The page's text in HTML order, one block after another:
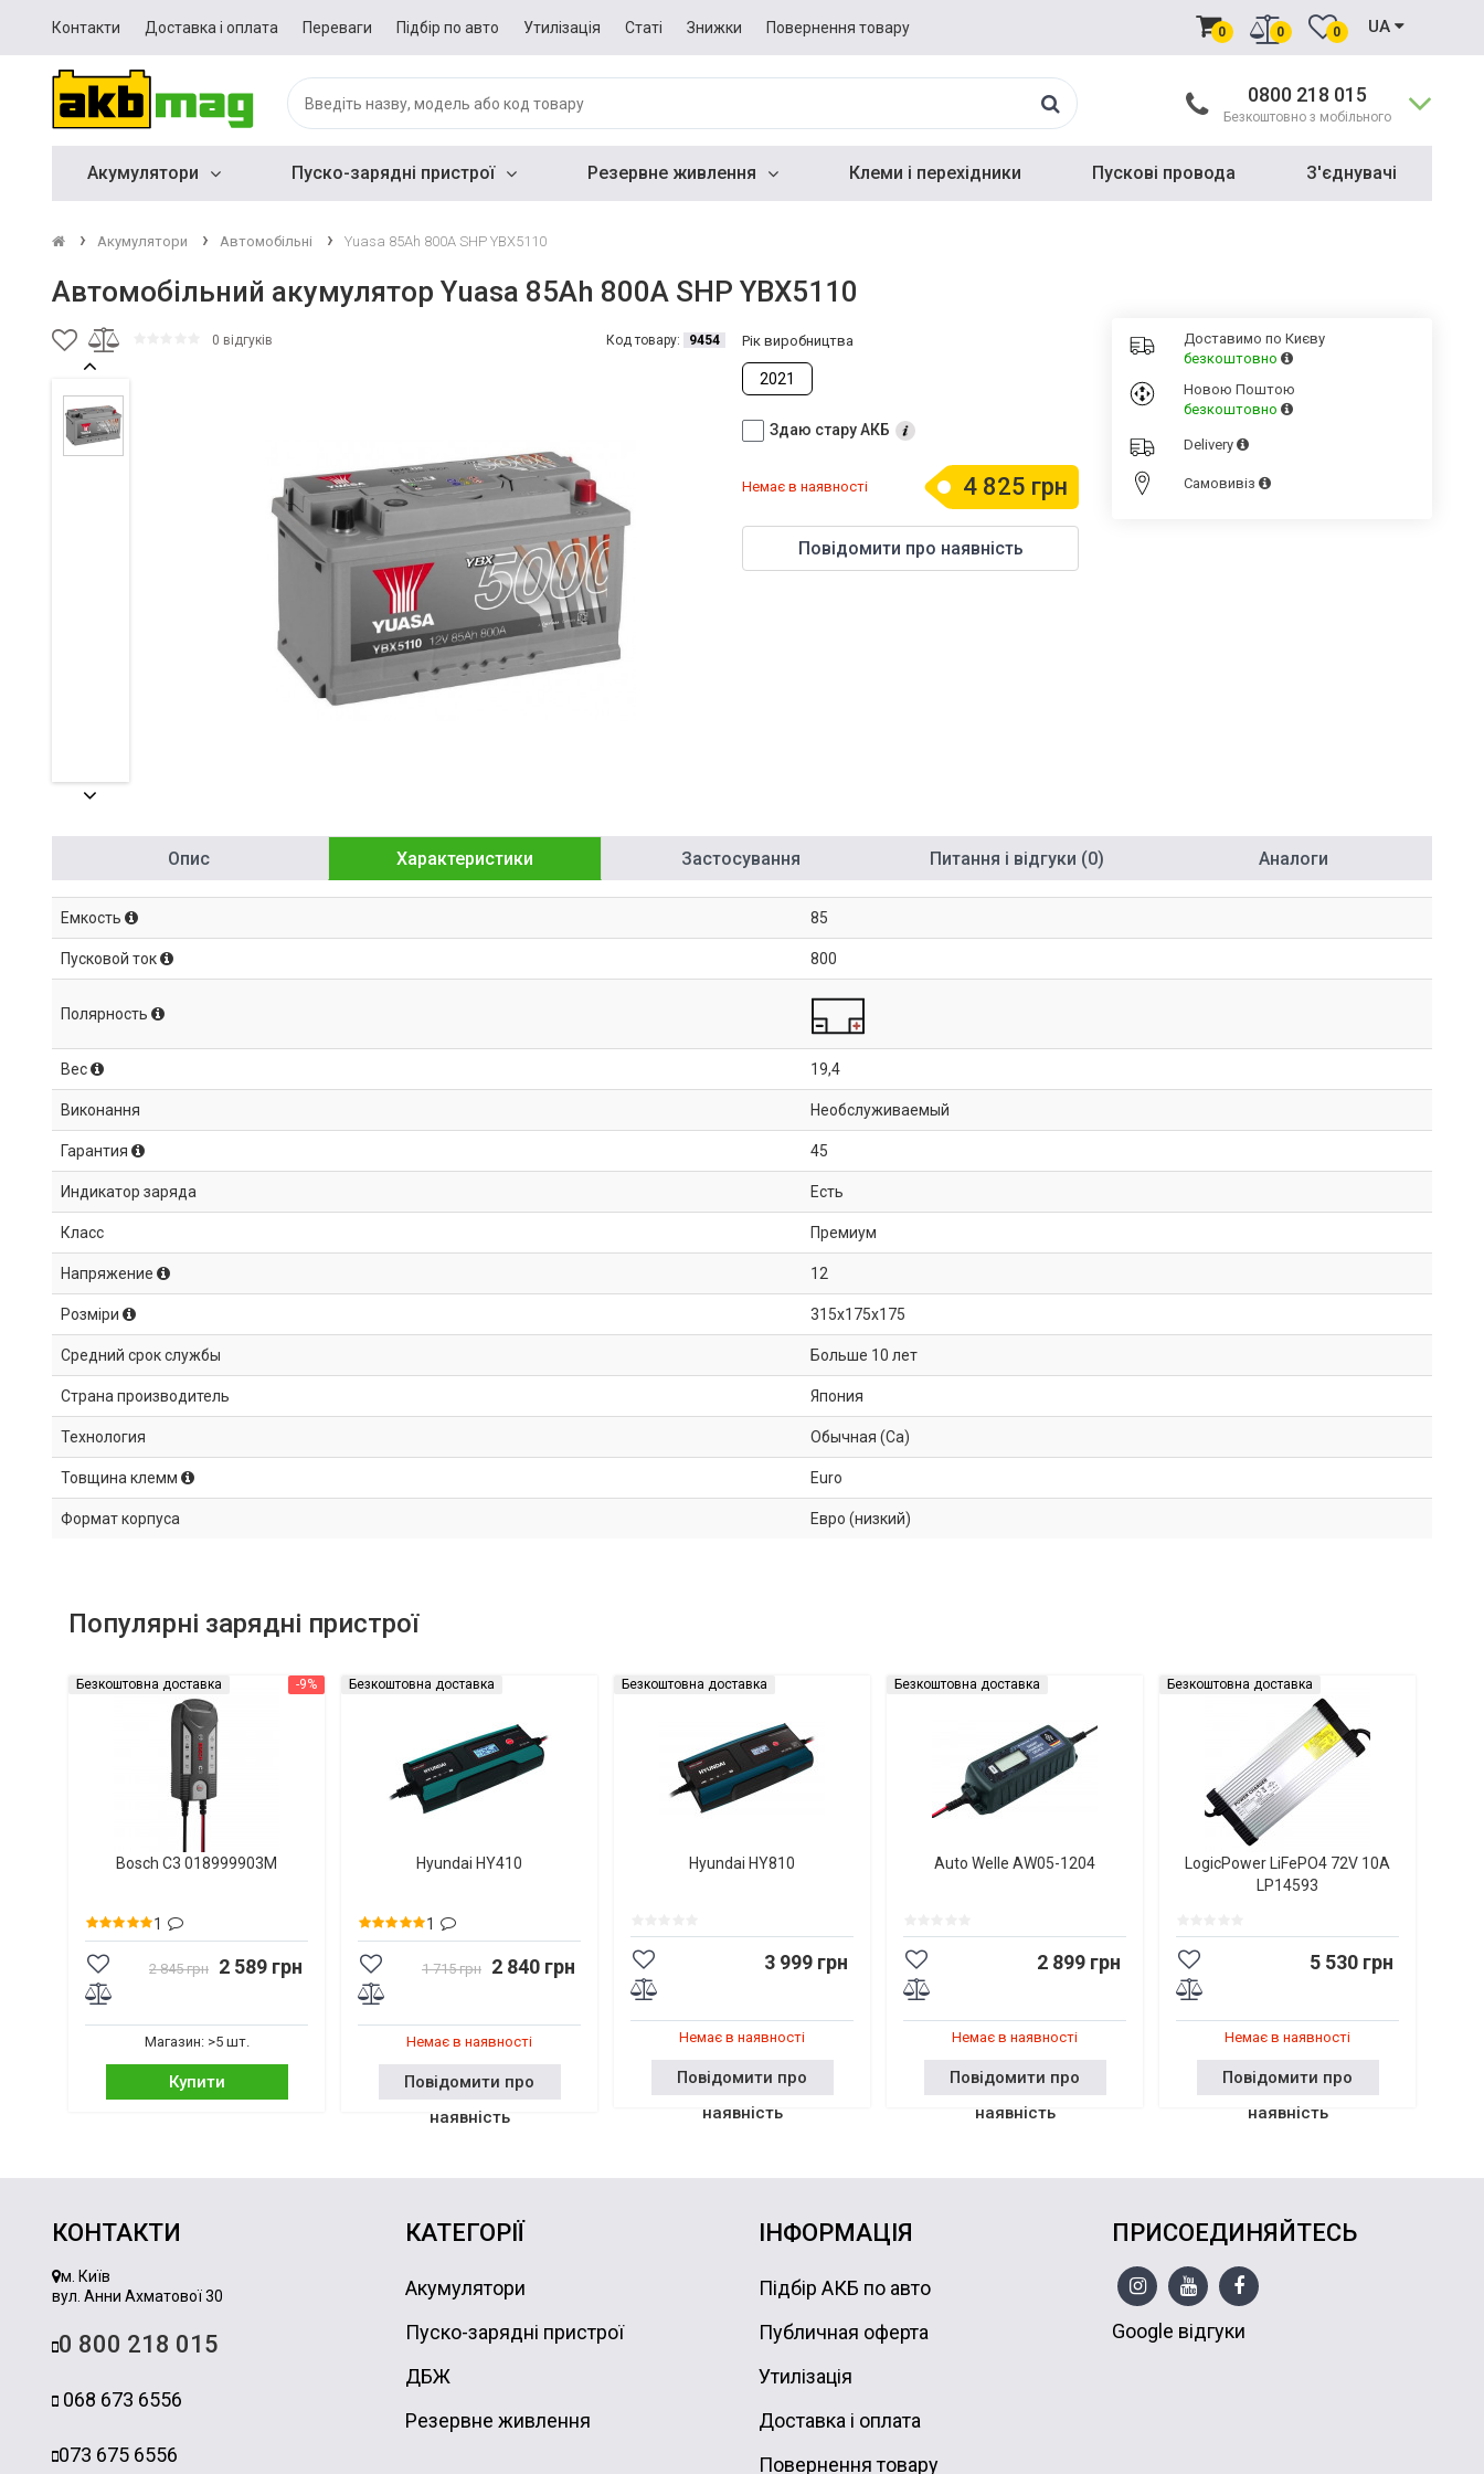
Контакти Доставка і оплата Переваги Підбір по авто Утилізація Статі Знижки Повернення товару 0 0 0 UA
0800 218 015
Безкоштовно з мобільного
Акумулятори Пуско-зарядні пристрої Резервне живлення Клеми і перехідники Пускові провода З'єднувачі
Акумулятори Автомобільні Yuasa 85Ah 800A SHP YBX5110
Автомобільний акумулятор Yuasa 85Ah 800A SHP YBX5110
0 відгуків Код товару: 9454 Рік виробництва
2021
Здаю стару АКБ
4 825 грн
Немає в наявності
Повідомити про наявність
Доставимо по Києву
безкоштовно
Новою Поштою
безкоштовно
Delivery
Cамовивіз
Опис Характеристики Застосування Питання і відгуки (0) Аналоги
Емкость 85
Пусковой ток 800
Полярность
Вес 19,4
Виконання Необслуживаемый
Гарантия 45
Индикатор заряда Есть
Класс Премиум
Напряжение 12
Розміри 315x175x175
Средний срок службы Больше 10 лет
Страна производитель Япония
Технология Обычная (Ca)
Товщина клемм Euro
Формат корпуса Евро (низкий)
Популярні зарядні пристрої
-9%
Безкоштовна доставка
Bosch C3 018999903M
1
2 845 грн 2 589 грн
Магазин: >5 шт.
Купити
Безкоштовна доставка
Hyundai HY410
1
1 715 грн 2 840 грн
Немає в наявності
Повідомити про
наявність
Безкоштовна доставка
Hyundai HY810
3 999 грн
Немає в наявності
Повідомити про
наявність
Безкоштовна доставка
Auto Welle AW05-1204
2 899 грн
Немає в наявності
Повідомити про
наявність
Безкоштовна доставка
LogicPower LiFePO4 72V 10A
LP14593
5 530 грн
Немає в наявності
Повідомити про
наявність
КОНТАКТИ
м. Київ
вул. Анни Ахматової 30
0 800 218 015
068 673 6556
073 675 6556
КАТЕГОРІЇ
Акумулятори
Пуско-зарядні пристрої
ДБЖ
Резервне живлення
ІНФОРМАЦІЯ
Підбір АКБ по авто
Публичная оферта
Утилізація
Доставка і оплата
Повернення товару
ПРИСОЕДИНЯЙТЕСЬ
Google відгуки